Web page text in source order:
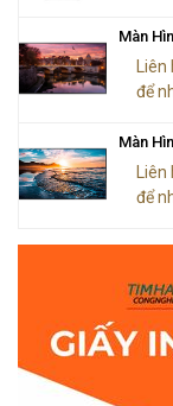
Màn
Liên
để
Màn
Liên
để